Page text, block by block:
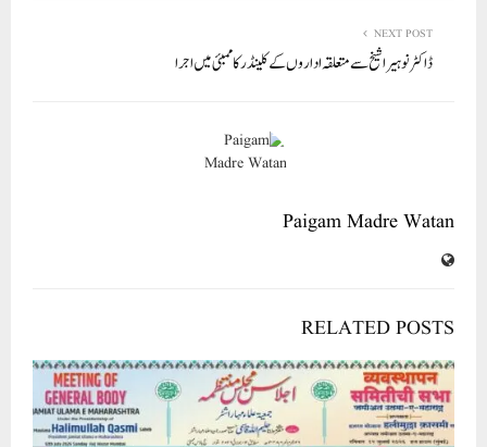
NEXT POST
ڈاکٹر نوہیرا شیخ سے متعلقہ اداروں کے کلینڈر کا ممبئی میں اجرا
Paigam Madre Watan
RELATED POSTS